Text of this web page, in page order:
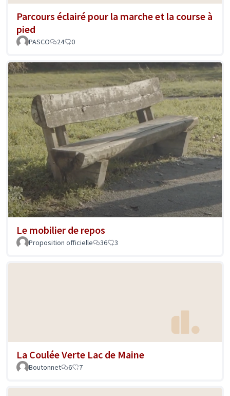
Parcours éclairé pour la marche et la course à
pied
PASCO 24 0
Le mobilier de repos
Proposition officielle 36 3
La Coulée Verte Lac de Maine
Boutonnet 6 7